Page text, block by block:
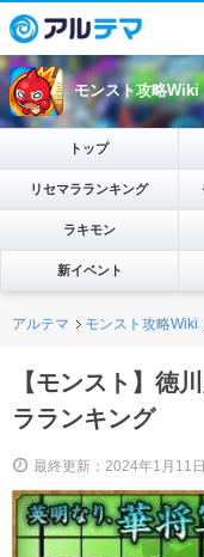
モンスト攻略Wiki
トップ
リセマラランキング
ラキモン
新イベント
アルテマ モンスト攻略Wiki
【モンスト】徳
ラランキング
最終更新：2024年1月11